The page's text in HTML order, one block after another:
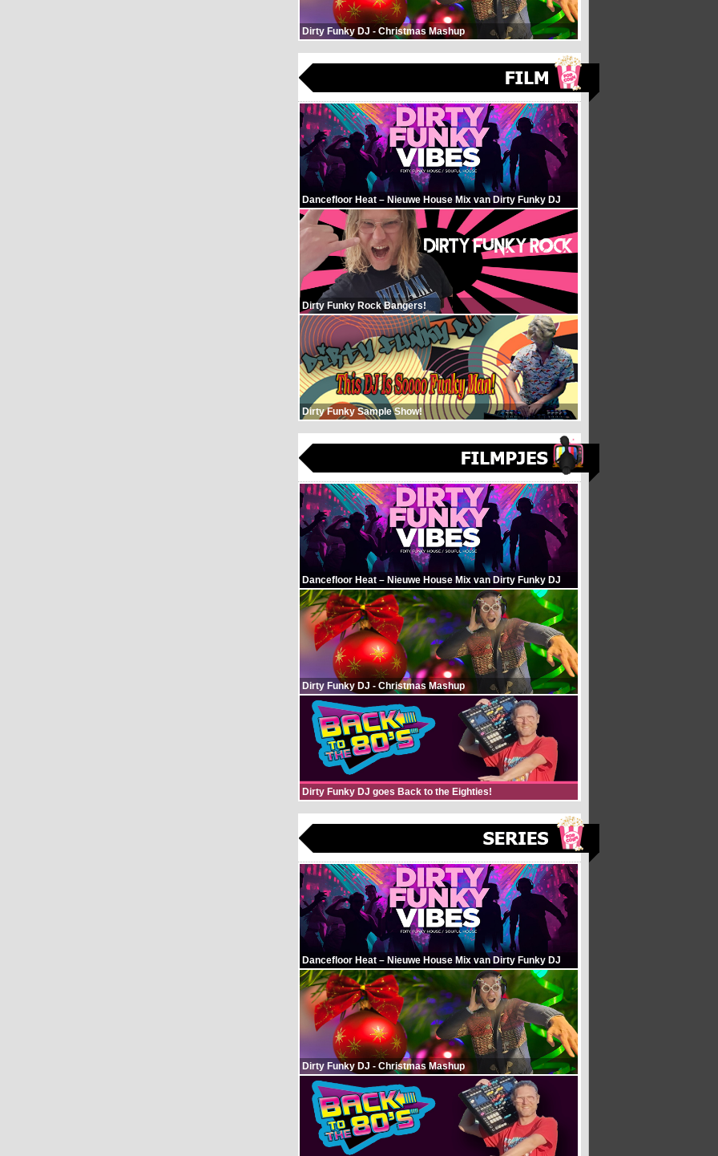
Dirty Funky DJ - Christmas Mashup
Dancefloor Heat – Nieuwe House Mix van Dirty Funky DJ
Dirty Funky Rock Bangers!
Dirty Funky Sample Show!
Dancefloor Heat – Nieuwe House Mix van Dirty Funky DJ
Dirty Funky DJ - Christmas Mashup
Dirty Funky DJ goes Back to the Eighties!
Dancefloor Heat – Nieuwe House Mix van Dirty Funky DJ
Dirty Funky DJ - Christmas Mashup